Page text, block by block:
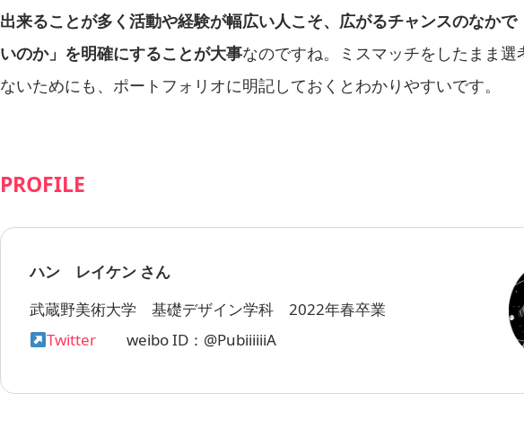
出来ることが多く活動や経験が幅広い人こそ、広がるチャンスのなかで
いのか」を明確にすることが大事なのですね。ミスマッチをしたまま選
ないためにも、ポートフォリオに明記しておくとわかりやすいです。
PROFILE
ハン レイケン さん
武蔵野美術大学 基礎デザイン学科 2022年春卒業
Twitter weibo ID：@PubiiiiiiA